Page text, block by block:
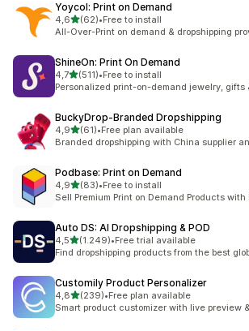
Yoycol: Print on Demand
4,65 yıldız üzerinden
(62)
toplam 62 değerlendirme
•Free to install
All-Over-Print on demand & dropshipping
ShineOn: Print On Demand
4,75 yıldız üzerinden
(511)
toplam 511 değerlendirme
•Free to install
Personalized print-on-demand jewelry, gifts
BuckyDrop‑Branded Dropshipping
4,95 yıldız üzerinden
(61)
toplam 61 değerlendirme
•Free plan available
Branded dropshipping with China supplier
Podbase: Print on Demand
4,95 yıldız üzerinden
(83)
toplam 83 değerlendirme
•Free to install
Sell Premium Print on Demand Products
Auto DS: AI Dropshipping & POD
4,55 yıldız üzerinden
(1.249)
toplam 1249 değerlendirme
•Free trial available
Find dropshipping products from the best
Customily Product Personalizer
4,85 yıldız üzerinden
(239)
toplam 239 değerlendirme
•Free plan available
Smart product customizer with live preview